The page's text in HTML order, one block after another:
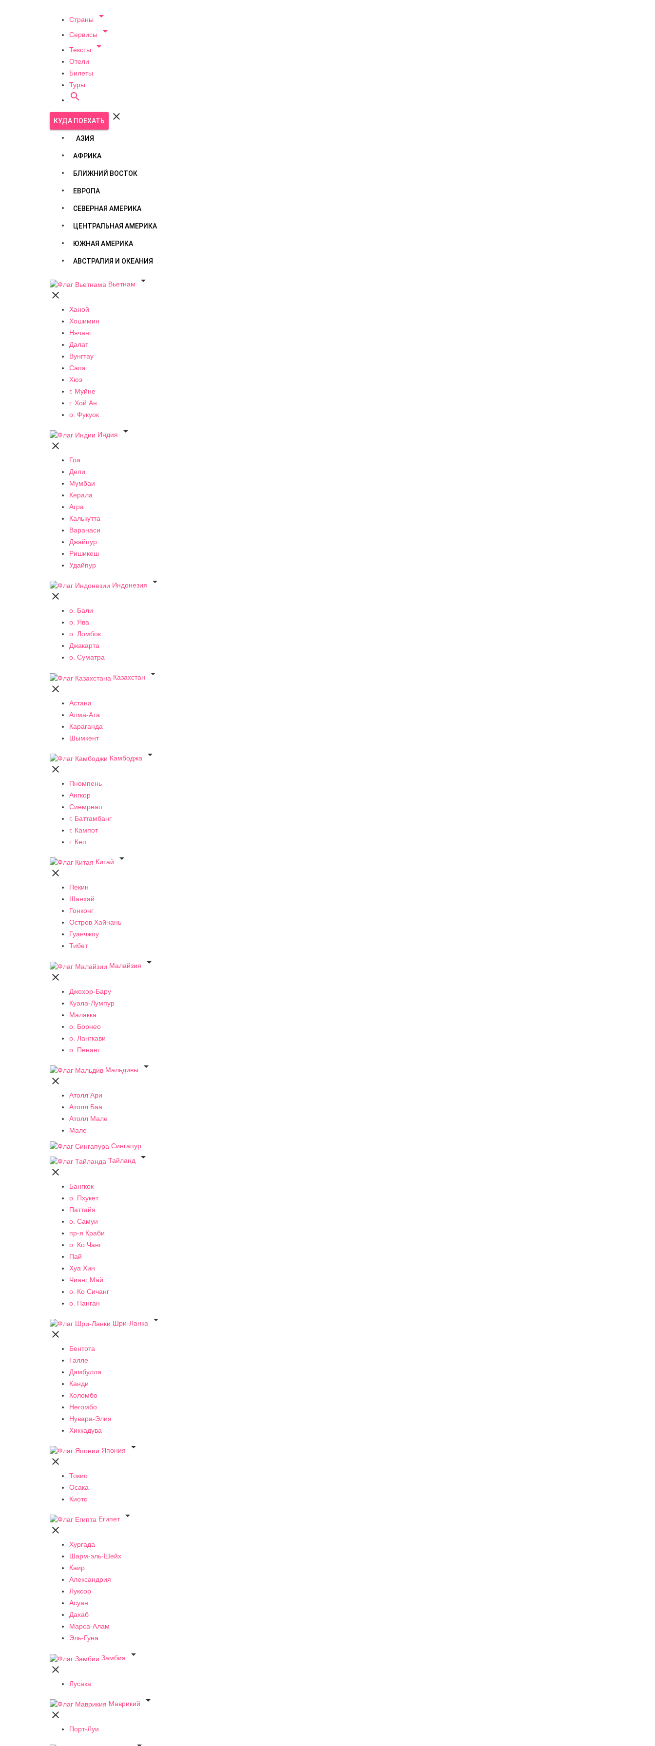
Страны 
Сервисы 
Тексты 
Отели
Билеты
Туры

КУДА ПОЕХАТЬ 
АЗИЯ
АФРИКА
БЛИЖНИЙ ВОСТОК
ЕВРОПА
СЕВЕРНАЯ АМЕРИКА
ЦЕНТРАЛЬНАЯ АМЕРИКА
ЮЖНАЯ АМЕРИКА
АВСТРАЛИЯ И ОКЕАНИЯ
Вьетнам


Ханой
Хошимин
Нячанг
Далат
Вунгтау
Сапа
Хюэ
г. Муйне
г. Хой Ан
о. Фукуок
Индия


Гоа
Дели
Мумбаи
Керала
Агра
Калькутта
Варанаси
Джайпур
Ришикеш
Удайпур
Индонезия


о. Бали
о. Ява
о. Ломбок
Джакарта
о. Суматра
Казахстан


Астана
Алма-Ата
Караганда
Шымкент
Камбоджа


Пномпень
Ангкор
Сиемреап
г. Баттамбанг
г. Кампот
г. Кеп
Китай


Пекин
Шанхай
Гонконг
Остров Хайнань
Гуанчжоу
Тибет
Малайзия


Джохор-Бару
Куала-Лумпур
Малакка
о. Борнео
о. Лангкави
о. Пенанг
Мальдивы


Атолл Ари
Атолл Баа
Атолл Мале
Мале
Сингапур
Тайланд


Бангкок
о. Пхукет
Паттайя
о. Самуи
пр-я Краби
о. Ко Чанг
Пай
Хуа Хин
Чианг Май
о. Ко Сичанг
о. Панган
Шри-Ланка


Бентота
Галле
Дамбулла
Канди
Коломбо
Негомбо
Нувара-Элия
Хиккадува
Япония


Токио
Осака
Киото
Египет


Хургада
Шарм-эль-Шейх
Каир
Александрия
Луксор
Асуан
Дахаб
Марса-Алам
Эль-Гуна
Замбия


Лусака
Маврикий


Порт-Луи